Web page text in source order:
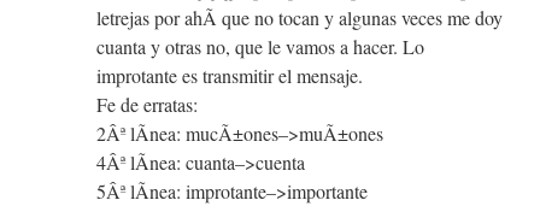
letrejas por ahÃ­ que no tocan y algunas veces me doy
cuanta y otras no, que le vamos a hacer. Lo
improtante es transmitir el mensaje.
Fe de erratas:
2Âª lÃ­nea: mucÃ±ones–>muÃ±ones
4Âª lÃ­nea: cuanta–>cuenta
5Âª lÃ­nea: improtante–>importante